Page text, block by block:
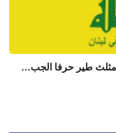
مثلث طير حرفا الجب...